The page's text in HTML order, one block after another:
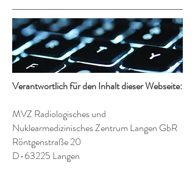
Verantwortlich für den Inhalt dieser Webseite:
MVZ Radiologisches und
Nuklearmedizinisches Zentrum Langen GbR
Röntgenstraße 20
D-63225 Langen